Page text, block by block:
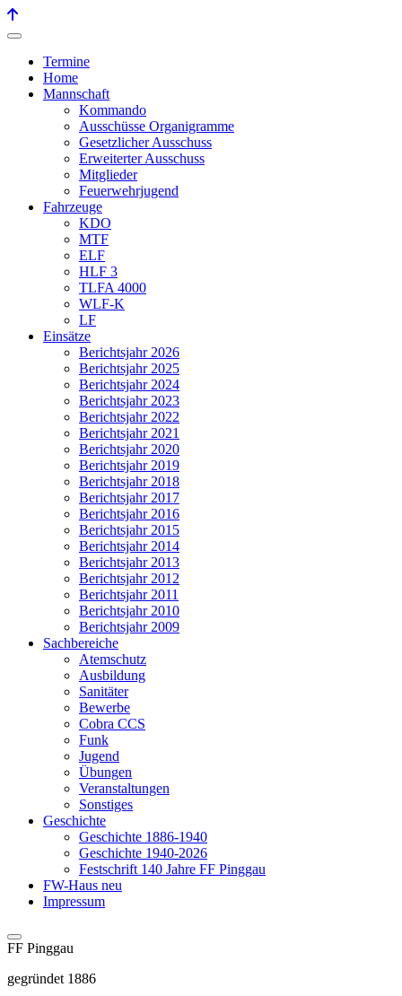
Termine
Home
Mannschaft
Kommando
Ausschüsse Organigramme
Gesetzlicher Ausschuss
Erweiterter Ausschuss
Mitglieder
Feuerwehrjugend
Fahrzeuge
KDO
MTF
ELF
HLF 3
TLFA 4000
WLF-K
LF
Einsätze
Berichtsjahr 2026
Berichtsjahr 2025
Berichtsjahr 2024
Berichtsjahr 2023
Berichtsjahr 2022
Berichtsjahr 2021
Berichtsjahr 2020
Berichtsjahr 2019
Berichtsjahr 2018
Berichtsjahr 2017
Berichtsjahr 2016
Berichtsjahr 2015
Berichtsjahr 2014
Berichtsjahr 2013
Berichtsjahr 2012
Berichtsjahr 2011
Berichtsjahr 2010
Berichtsjahr 2009
Sachbereiche
Atemschutz
Ausbildung
Sanitäter
Bewerbe
Cobra CCS
Funk
Jugend
Übungen
Veranstaltungen
Sonstiges
Geschichte
Geschichte 1886-1940
Geschichte 1940-2026
Festschrift 140 Jahre FF Pinggau
FW-Haus neu
Impressum
FF Pinggau
gegründet 1886